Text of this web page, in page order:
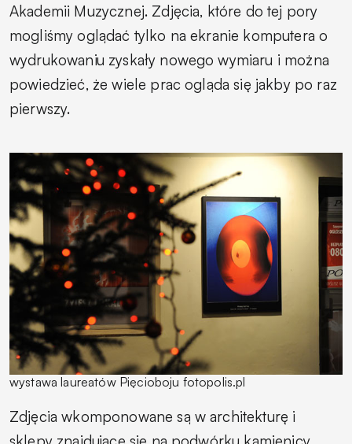
Akademii Muzycznej. Zdjęcia, które do tej pory
mogliśmy oglądać tylko na ekranie komputera o
wydrukowaniu zyskały nowego wymiaru i można
powiedzieć, że wiele prac ogląda się jakby po raz
pierwszy.
wystawa laureatów Pięcioboju fotopolis.pl
Zdjęcia wkomponowane są w architekturę i